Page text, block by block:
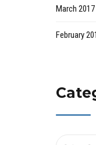
March 2017
February